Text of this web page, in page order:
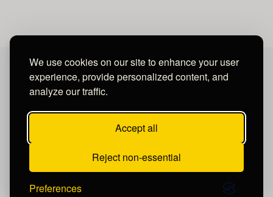
We use cookies on our site to enhance your user
experience, provide personalized content, and
analyze our traffic.
Accept all
Reject non-essential
Preferences
MAYA MEDIA GROUP
Ubicados en Tegucigalpa - Honduras.